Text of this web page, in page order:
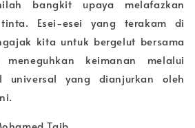
bangkit upaya melafazkan
Esei-esei yang terakam di
kita untuk bergelut bersama
keimanan melalui
universal yang dianjurkan oleh